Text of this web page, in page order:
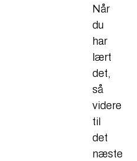
Når
du
har
lært
det,
så
videre
til
det
næste